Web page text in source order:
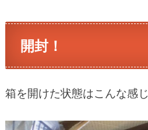
開封！
箱を開けた状態はこんな感じ